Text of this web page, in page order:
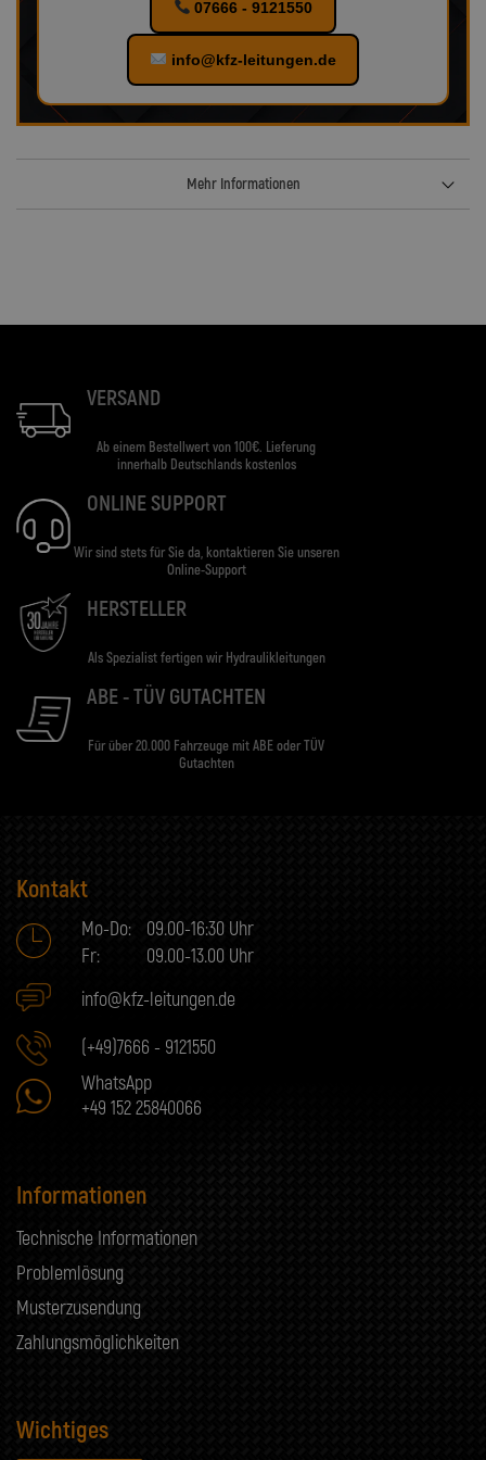
07666 - 9121550
info@kfz-leitungen.de
Mehr Informationen
VERSAND
Ab einem Bestellwert von 100€. Lieferung
innerhalb Deutschlands kostenlos
ONLINE SUPPORT
Wir sind stets für Sie da, kontaktieren Sie unseren
Online-Support
HERSTELLER
Als Spezialist fertigen wir Hydraulikleitungen
ABE - TÜV GUTACHTEN
Für über 20.000 Fahrzeuge mit ABE oder TÜV
Gutachten
Kontakt
Mo-Do:
09.00-16:30 Uhr
Fr:
09.00-13.00 Uhr
info@kfz-leitungen.de
(+49)7666 - 9121550
WhatsApp
+49 152 25840066
Informationen
Technische Informationen
Problemlösung
Musterzusendung
Zahlungsmöglichkeiten
Wichtiges